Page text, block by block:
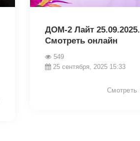
ДОМ-2 Лайт 25.09.2025.
Смотреть онлайн
549
25 сентября, 2025 15:33
Смотреть